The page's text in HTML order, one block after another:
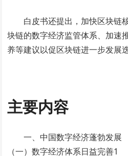
白皮书还提出，加快区块链
块链的数字经济监管体系、加速
养等建议以促区块链进一步发展迭
主要内容
一、中国数字经济蓬勃发展
（一）数字经济体系日益完善1